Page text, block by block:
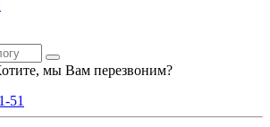
мы Вам перезвоним?
51